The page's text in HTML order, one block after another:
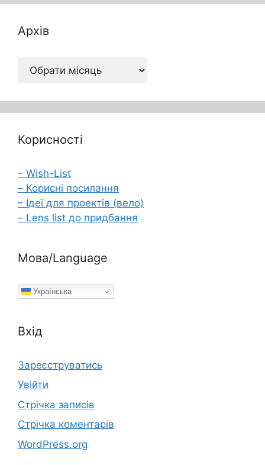
Архів
Архів
Корисності
– Wish-List
– Корисні посилання
– Ідеї для проектів (вело)
– Lens list до придбання
Мова/Language
Українська
Вхід
Зареєструватись
Увійти
Стрічка записів
Стрічка коментарів
WordPress.org